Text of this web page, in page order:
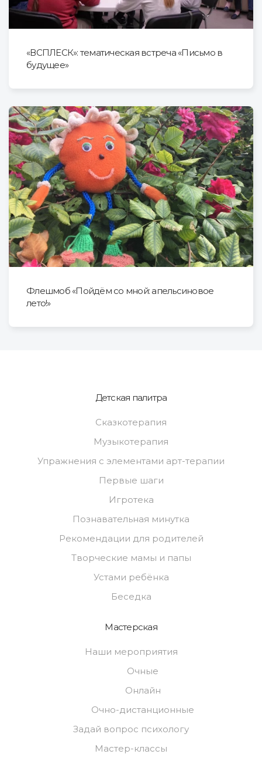
«ВСПЛЕСК»: тематическая встреча «Письмо в
будущее»
Флешмоб «Пойдём со мной: апельсиновое
лето!»
Детская палитра
Сказкотерапия
Музыкотерапия
Упражнения с элементами арт-терапии
Первые шаги
Игротека
Познавательная минутка
Рекомендации для родителей
Творческие мамы и папы
Устами ребёнка
Беседка
Мастерская
Наши мероприятия
Очные
Онлайн
Очно-дистанционные
Задай вопрос психологу
Мастер-классы